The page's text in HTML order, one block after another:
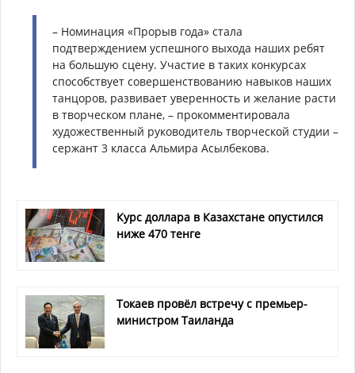
– Номинация «Прорыв года» стала
подтверждением успешного выхода наших ребят
на большую сцену. Участие в таких конкурсах
способствует совершенствованию навыков наших
танцоров, развивает уверенность и желание расти
в творческом плане, – прокомментировала
художественный руководитель творческой студии –
сержант 3 класса Альмира Асылбекова.
Курс доллара в Казахстане опустился
ниже 470 тенге
Токаев провёл встречу с премьер-
министром Таиланда